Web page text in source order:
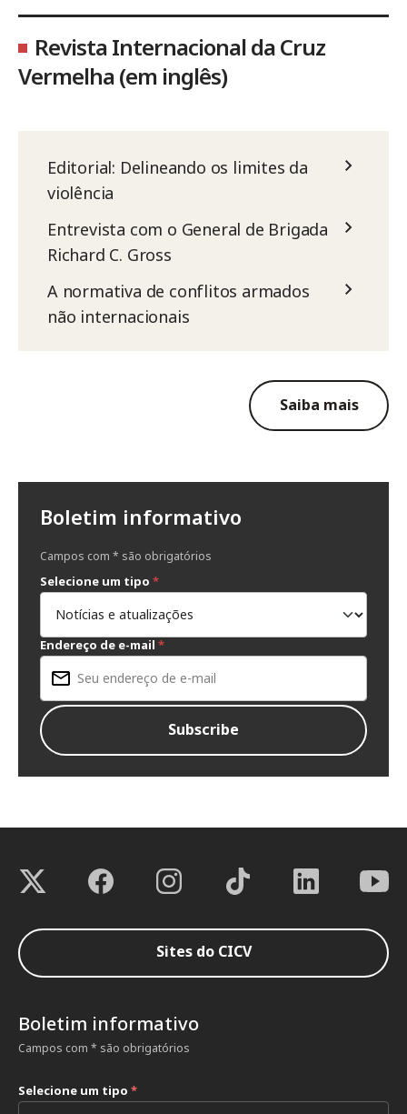
Revista Internacional da Cruz
Vermelha (em inglês)
Editorial: Delineando os limites da
violência
Entrevista com o General de Brigada
Richard C. Gross
A normativa de conflitos armados
não internacionais
Saiba mais
Boletim informativo
Campos com * são obrigatórios
Selecione um tipo *
Endereço de e-mail *
Sites do CICV
Boletim informativo
Campos com * são obrigatórios
Selecione um tipo *